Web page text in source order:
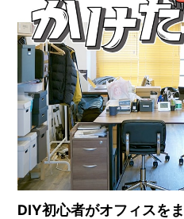
DIY初心者がオフィスを